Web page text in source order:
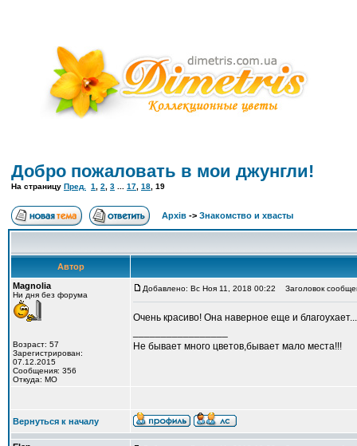
Добро пожаловать в мои джунгли!
На страницу Пред. 1 2 3 17 18 19
Архів -> Знакомство и хвасты
Автор
Magnolia
Ни дня без форума
Возраст: 57
Зарегистрирован:
07.12.2015
Сообщения: 356
Откуда: МО
Добавлено: Вс Ноя 11, 2018 00:22 Заголовок
Очень красиво! Она наверное еще и
Не бывает много цветов,бывает мало места!!!
Вернуться к началу